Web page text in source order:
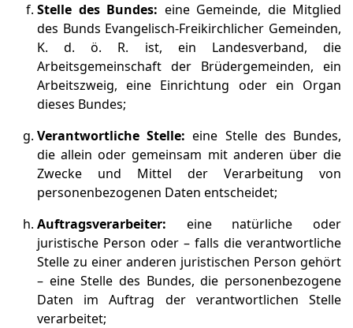
Stelle des Bundes: eine Gemeinde, die Mitglied
des Bunds Evangelisch-Freikirchlicher Gemeinden,
K. d. ö. R. ist, ein Landesverband, die
Arbeitsgemeinschaft der Brüdergemeinden, ein
Arbeitszweig, eine Einrichtung oder ein Organ
dieses Bundes;
Verantwortliche Stelle: eine Stelle des Bundes,
die allein oder gemeinsam mit anderen über die
Zwecke und Mittel der Verarbeitung von
personenbezogenen Daten entscheidet;
Auftragsverarbeiter: eine natürliche oder
juristische Person oder – falls die verantwortliche
Stelle zu einer anderen juristischen Person gehört
– eine Stelle des Bundes, die personenbezogene
Daten im Auftrag der verantwortlichen Stelle
verarbeitet;